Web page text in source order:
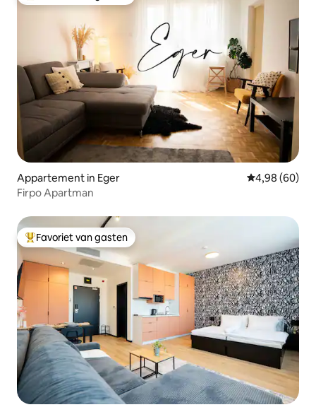
Appartement in Eger Gemiddelde
4,98 (60)
Firpo Apartman
Topfavoriet van gasten
Favoriet van gasten